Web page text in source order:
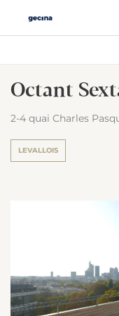
Octant
2-4 quai Charles
LEVALLOIS